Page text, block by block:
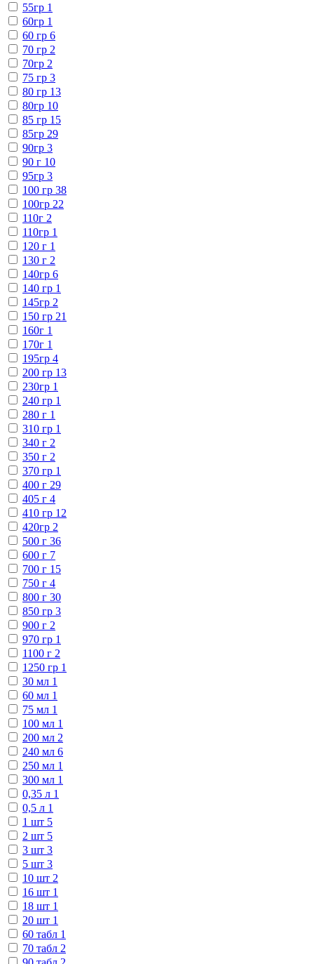
55гр 1
60гр 1
60 гр 6
70 гр 2
70гр 2
75 гр 3
80 гр 13
80гр 10
85 гр 15
85гр 29
90гр 3
90 г 10
95гр 3
100 гр 38
100гр 22
110г 2
110гр 1
120 г 1
130 г 2
140гр 6
140 гр 1
145гр 2
150 гр 21
160г 1
170г 1
195гр 4
200 гр 13
230гр 1
240 гр 1
280 г 1
310 гр 1
340 г 2
350 г 2
370 гр 1
400 г 29
405 г 4
410 гр 12
420гр 2
500 г 36
600 г 7
700 г 15
750 г 4
800 г 30
850 гр 3
900 г 2
970 гр 1
1100 г 2
1250 гр 1
30 мл 1
60 мл 1
75 мл 1
100 мл 1
200 мл 2
240 мл 6
250 мл 1
300 мл 1
0,35 л 1
0,5 л 1
1 шт 5
2 шт 5
3 шт 3
5 шт 3
10 шт 2
16 шт 1
18 шт 1
20 шт 1
60 табл 1
70 табл 2